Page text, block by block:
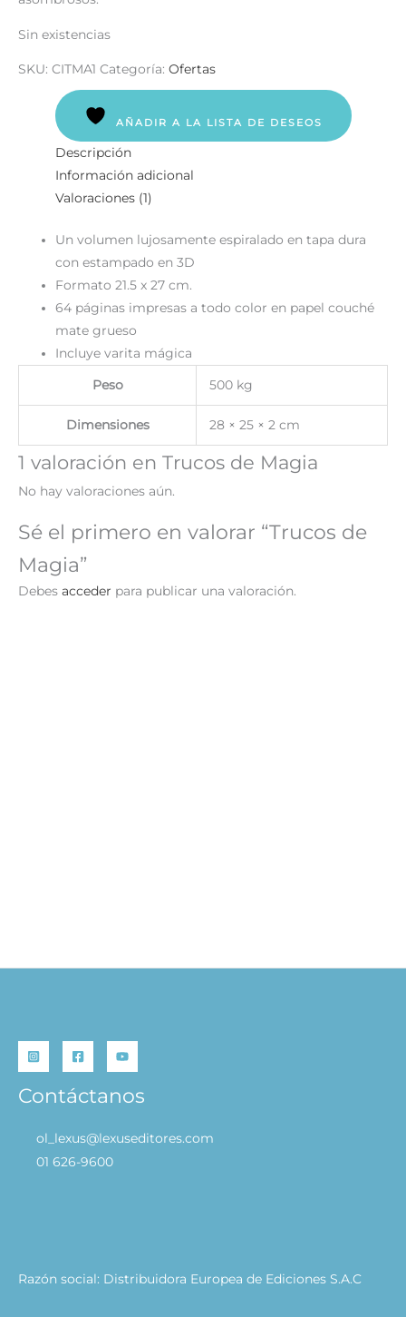
Sin existencias
SKU: CITMA1 Categoría: Ofertas
AÑADIR A LA LISTA DE DESEOS
Descripción
Información adicional
Valoraciones (1)
Un volumen lujosamente espiralado en tapa dura
con estampado en 3D
Formato 21.5 x 27 cm.
64 páginas impresas a todo color en papel couché
mate grueso
Incluye varita mágica
Peso 500 kg
Dimensiones 28 × 25 × 2 cm
1 valoración en Trucos de Magia
No hay valoraciones aún.
Sé el primero en valorar “Trucos de
Magia”
Debes acceder para publicar una valoración.
Contáctanos
ol_lexus@lexuseditores.com
01 626-9600
Razón social: Distribuidora Europea de Ediciones S.A.C